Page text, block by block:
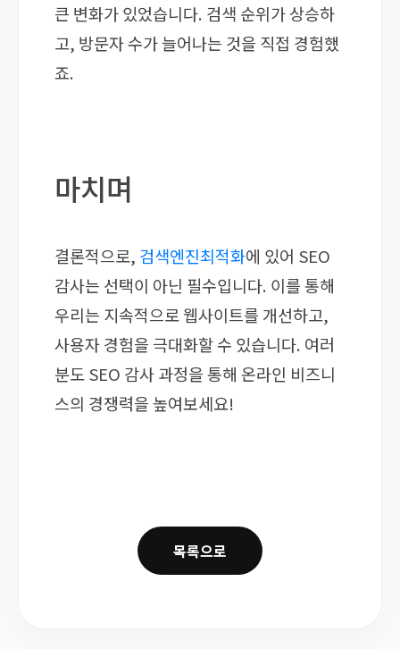
큰 변화가 있었습니다. 검색 순위가 상승하
고, 방문자 수가 늘어나는 것을 직접 경험했
죠.
마치며
결론적으로, 검색엔진최적화에 있어 SEO
감사는 선택이 아닌 필수입니다. 이를 통해
우리는 지속적으로 웹사이트를 개선하고,
사용자 경험을 극대화할 수 있습니다. 여러
분도 SEO 감사 과정을 통해 온라인 비즈니
스의 경쟁력을 높여보세요!
목록으로